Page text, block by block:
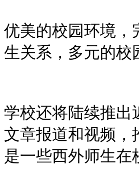
优美的校园环境，
生关系，多元的
学校还将陆续推出
文章报道和视频，
是一些西外师生在